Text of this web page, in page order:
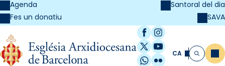
Agenda
Fes un donatiu
Santoral del dia
SAVA
Facebook
Instagram
X / Twitter
YouTube
WhatsApp
FlickrCA Cerca